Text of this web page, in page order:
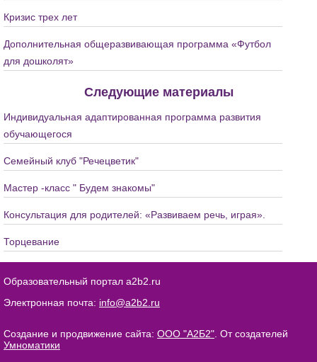
Кризис трех лет
Дополнительная общеразвивающая программа «Футбол
для дошколят»
Следующие материалы
Индивидуальная адаптированная программа развития
обучающегося
Семейный клуб "Речецветик"
Мастер -класс " Будем знакомы"
Консультация для родителей: «Развиваем речь, играя».
Торцевание
Образовательный портал a2b2.ru
Электронная почта: info@a2b2.ru
Создание и продвижение сайта: ООО "А2Б2" . От создателей
Умноматики